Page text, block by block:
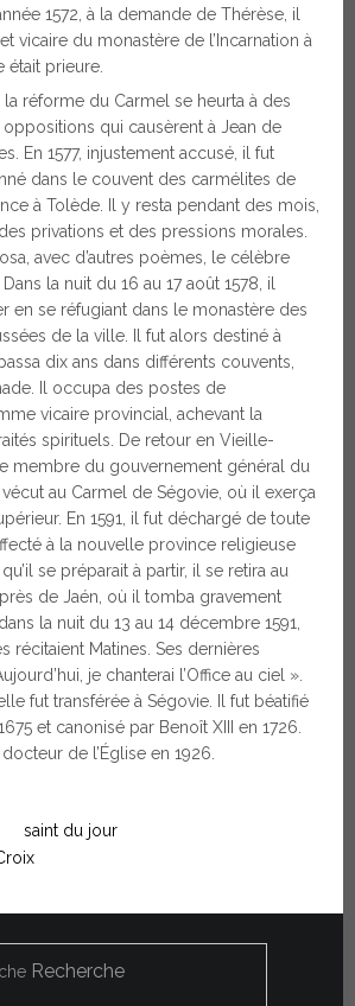
1572, à la demande de Thérèse, il
vicaire du monastère de l’Incarnation à
était prieure.
la réforme du Carmel se heurta à des
qui causèrent à Jean de
En 1577, injustement accusé, il fut
dans le couvent des carmélites de
à Tolède. Il y resta pendant des mois,
privations et des pressions morales.
avec d’autres poèmes, le célèbre
Dans la nuit du 16 au 17 août 1578, il
en se réfugiant dans le monastère des
de la ville. Il fut alors destiné à
dix ans dans différents couvents,
Il occupa des postes de
vicaire provincial, achevant la
spirituels. De retour en Vieille-
membre du gouvernement général du
au Carmel de Ségovie, où il exerça
En 1591, il fut déchargé de toute
à la nouvelle province religieuse
se préparait à partir, il se retira au
de Jaén, où il tomba gravement
la nuit du 13 au 14 décembre 1591,
récitaient Matines. Ses dernières
je chanterai l’Office au ciel ».
fut transférée à Ségovie. Il fut béatifié
et canonisé par Benoît XIII en 1726.
de l’Église en 1926.
saint du jour
Recherche